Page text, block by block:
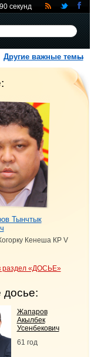
90 секунд
Другие важные темы
Тынчтык
Кенеша КР V
раздел «ДОСЬЕ»
Жапаров
Акылбек
Усенбекович
61 год